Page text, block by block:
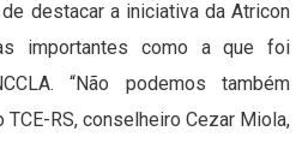
destacar a iniciativa da Atricon
importantes como a que foi
“Não podemos também
RS, conselheiro Cezar Miola,